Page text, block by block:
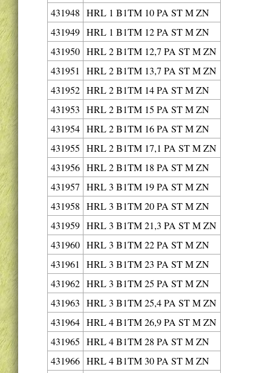
431948 HRL 1 B1TM 10 PA ST M ZN
431949 HRL 1 B1TM 12 PA ST M ZN
431950 HRL 2 B1TM 12,7 PA ST M ZN
431951
HRL 2 B1TM 13,7 PA ST M ZN
431952 HRL 2 B1TM 14 PA ST M ZN
431953 HRL 2 B1TM 15 PA ST M ZN
431954 HRL 2 B1TM 16 PA ST M ZN
431955 HRL 2 B1TM 17,1 PA ST M ZN
431956 HRL 2 B1TM 18 PA ST M ZN
431957 HRL 3 B1TM 19 PA ST M ZN
431958 HRL 3 B1TM 20 PA ST M ZN
431959 HRL 3 B1TM 21,3 PA ST M ZN
431960 HRL 3 B1TM 22 PA ST M ZN
431961
HRL 3 B1TM 23 PA ST M ZN
431962 HRL 3 B1TM 25 PA ST M ZN
431963 HRL 3 B1TM 25,4 PA ST M ZN
431964 HRL 4 B1TM 26,9 PA ST M ZN
431965 HRL 4 B1TM 28 PA ST M ZN
431966 HRL 4 B1TM 30 PA ST M ZN